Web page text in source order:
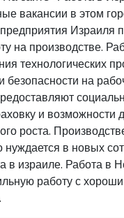
вакансии в этом
Израиля
на производстве.
технологических
безопасности на
и возможности
роста.
нуждается в новых
в израиле. Работа в
работу с